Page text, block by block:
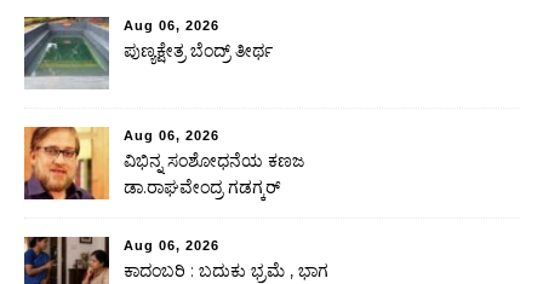
Aug 06, 2026
ಪುಣ್ಯಕ್ಷೇತ್ರ ಬೆಂದ್ರ್ ತೀರ್ಥ
Aug 06, 2026
ವಿಭಿನ್ನ ಸಂಶೋಧನೆಯ ಕಣಜ
ಡಾ.ರಾಘವೇಂದ್ರ ಗಡಗ್ಕರ್
Aug 06, 2026
ಕಾದಂಬರಿ : ಬದುಕು ಭ್ರಮೆ , ಭಾಗ